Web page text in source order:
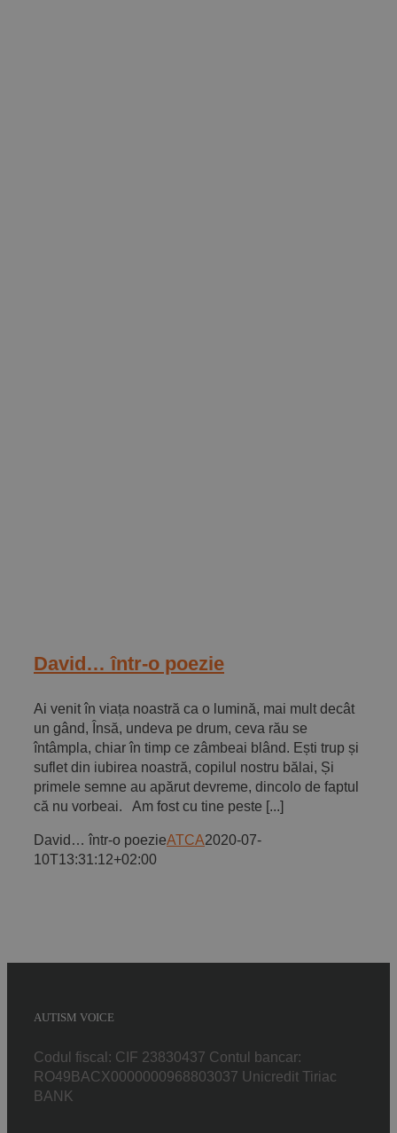
David… într-o poezie
Ai venit în viața noastră ca o lumină, mai mult decât
un gând, Însă, undeva pe drum, ceva rău se
întâmpla, chiar în timp ce zâmbeai blând. Ești trup și
suflet din iubirea noastră, copilul nostru bălai, Și
primele semne au apărut devreme, dincolo de faptul
că nu vorbeai. Am fost cu tine peste [...]
David… într-o poezieATCA2020-07-
10T13:31:12+02:00
AUTISM VOICE
Codul fiscal: CIF 23830437 Contul bancar:
RO49BACX0000000968803037 Unicredit Tiriac
BANK